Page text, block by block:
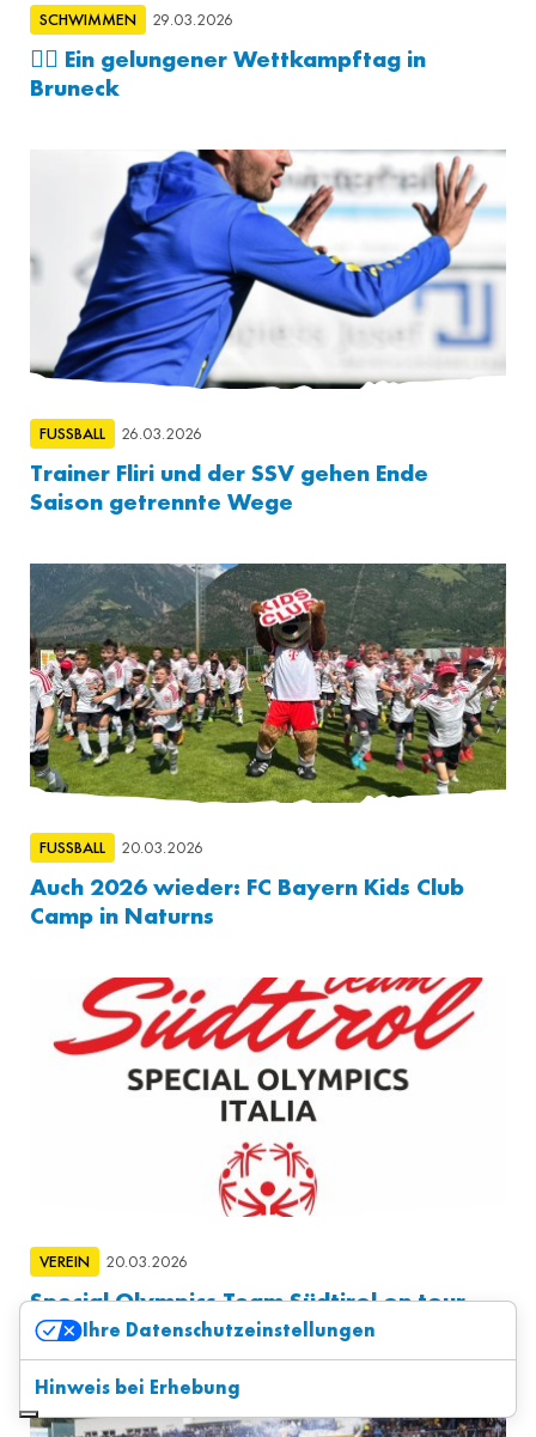
SCHWIMMEN 29.03.2026
🏊‍♂️ Ein gelungener Wettkampftag in
Bruneck
FUSSBALL 26.03.2026
Trainer Fliri und der SSV gehen Ende
Saison getrennte Wege
FUSSBALL 20.03.2026
Auch 2026 wieder: FC Bayern Kids Club
Camp in Naturns
VEREIN 20.03.2026
Special Olympics Team Südtirol on tour
Ihre Datenschutzeinstellungen
Hinweis bei Erhebung